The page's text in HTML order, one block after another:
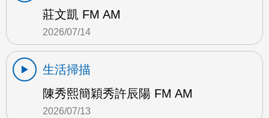
莊文凱 FM AM
2026/07/14
生活掃描
陳秀熙簡穎秀許辰陽 FM AM
2026/07/13